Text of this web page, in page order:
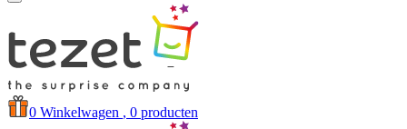
0 Winkelwagen , 0 producten